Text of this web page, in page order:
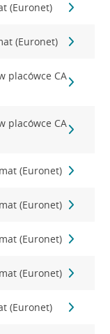
(Euronet)
(Euronet)
placówce CA
placówce CA
(Euronet)
(Euronet)
(Euronet)
(Euronet)
(Euronet)